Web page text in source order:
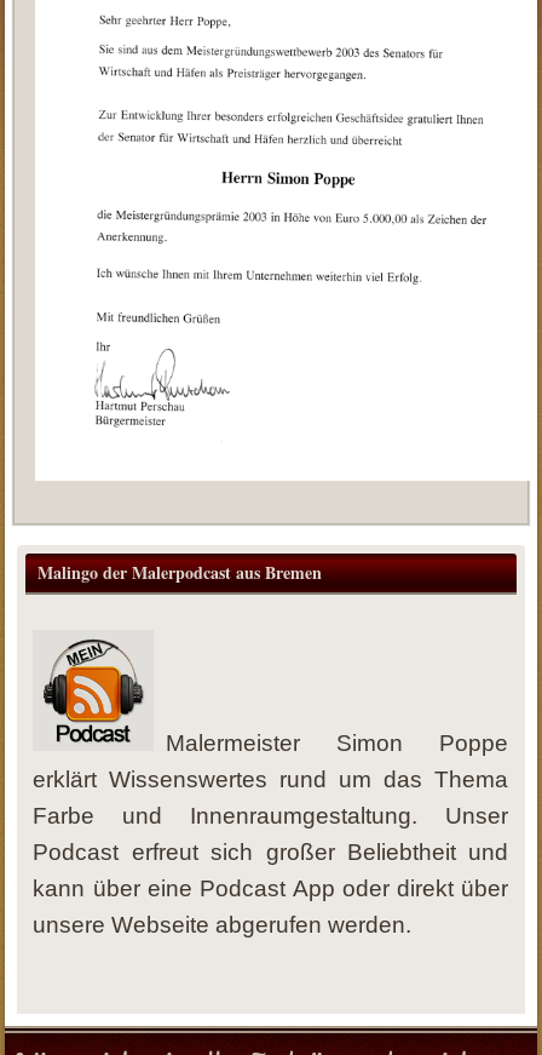
Malingo der Malerpodcast aus Bremen
Malermeister Simon Poppe
erklärt Wissenswertes rund um das Thema
Farbe und Innenraumgestaltung. Unser
Podcast erfreut sich großer Beliebtheit und
kann über eine Podcast App oder direkt über
unsere Webseite abgerufen werden.